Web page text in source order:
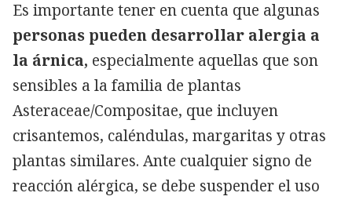
Es importante tener en cuenta que algunas
personas pueden desarrollar alergia a
la árnica, especialmente aquellas que son
sensibles a la familia de plantas
Asteraceae/Compositae, que incluyen
crisantemos, caléndulas, margaritas y otras
plantas similares. Ante cualquier signo de
reacción alérgica, se debe suspender el uso